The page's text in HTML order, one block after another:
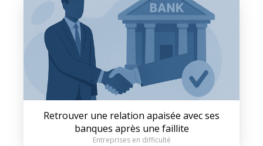
Retrouver une relation apaisée avec ses
banques après une faillite
Entreprises en difficulté